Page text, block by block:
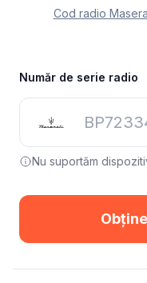
Cod radio
Număr de serie radio
Nu suportăm